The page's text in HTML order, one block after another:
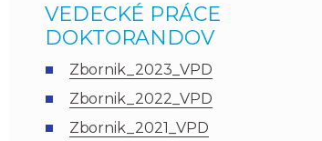
VEDECKÉ PRÁCE
DOKTORANDOV
Zbornik_2023_VPD
Zbornik_2022_VPD
Zbornik_2021_VPD